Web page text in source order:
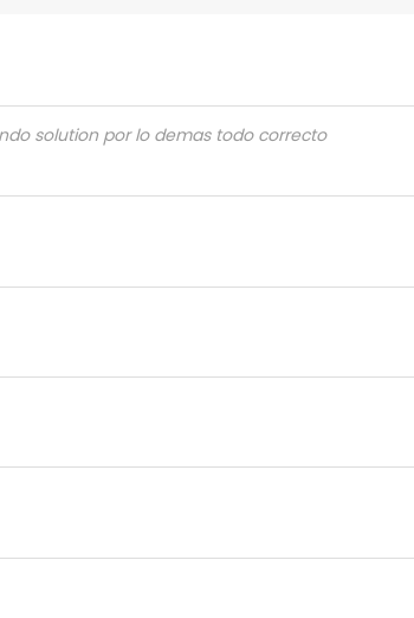
solution por lo demas todo correcto